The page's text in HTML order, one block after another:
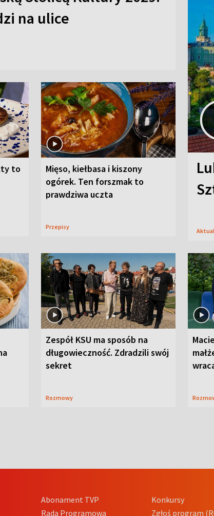
na ulice
to
Mięso, kiełbasa i kiszony
ogórek. Ten forszmak to
prawdziwa uczta
Przepisy
Zespół KSU ma sposób na
długowieczność. Zdradzili swój
sekret
Rozmowy
Abonament TVP
Rada Programowa
Konkursy
Zgłoś program